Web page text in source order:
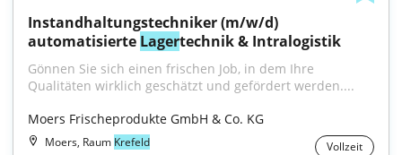
Instandhaltungstechniker (m/w/d)
automatisierte Lagertechnik & Intralogistik
Gönnen Sie sich einen frischen Job, in dem Ihre
Qualitäten wirklich geschätzt und gefördert werden....
Moers Frischeprodukte GmbH & Co. KG
Moers, Raum Krefeld Vollzeit